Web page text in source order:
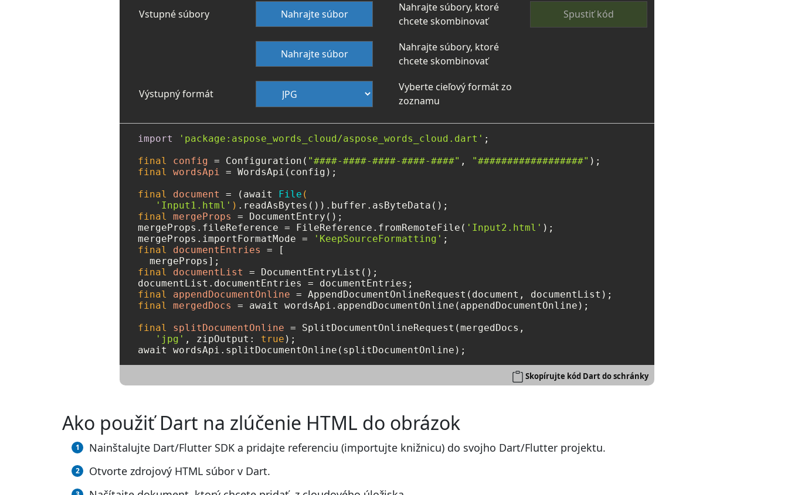
Vstupné súbory Nahrajte súbor
Nahrajte súbory, ktoré
chcete skombinovať
Spustiť kód
Nahrajte súbor
Nahrajte súbory, ktoré
chcete skombinovať
Výstupný formát
Vyberte cieľový formát zo
zoznamu
import 'package:aspose_words_cloud/aspose_words_cloud.dart' ;
final
config = Configuration( "####-####-####-####-####" , "##################"
final
wordsApi = WordsApi(config);
final
document = (await File (
'Input1.html' )
final
mergeProps = DocumentEntry();
mergeProps.fileReference = FileReference.fromRemoteFile( 'Input2.html' );
mergeProps.importFormatMode =
'KeepSourceFormatting'
final
documentEntries = [
final
documentList = DocumentEntryList();
final
appendDocumentOnline =
final
mergedDocs = await wordsApi.appendDocumentOnline(appendDocumentOnline);
final
splitDocumentOnline = SplitDocumentOnlineRequest(mergedDocs,
'jpg' , zipOutput: true );
Skopírujte kód Dart do schránky
Ako použiť Dart na zlúčenie HTML do obrázok
Nainštalujte Dart/Flutter SDK a pridajte referenciu (importujte knižnicu) do svojho Dart/Flutter projektu.
Otvorte zdrojový HTML súbor v Dart.